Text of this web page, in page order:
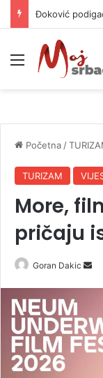
APIF izgubio
Meni
Početna /
TURIZAM
More,
pričaju
Goran Dakic
d
a
n